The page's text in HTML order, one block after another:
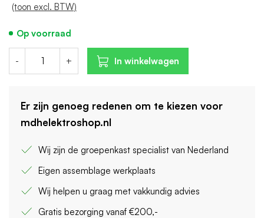
(toon excl. BTW)
- + In winkelwagen
Er zijn genoeg redenen om te kiezen voor
mdhelektroshop.nl
Wij zijn de groepenkast specialist van Nederland
Eigen assemblage werkplaats
Wij helpen u graag met vakkundig advies
Gratis bezorging vanaf €200,-
Op voorraad